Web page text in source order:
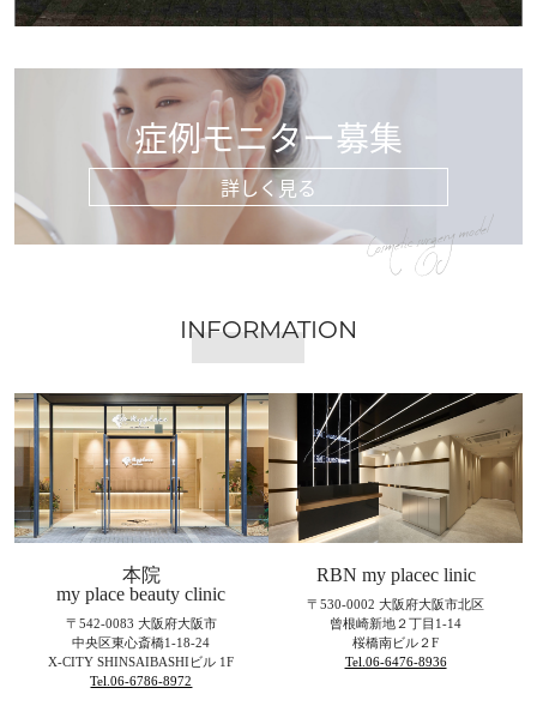
症例モニター募集
詳しく見る
Cosmetic surgery model
INFORMATION
本院
my place beauty clinic
〒542-0083 大阪府大阪市
中央区東心斎橋1-18-24
X-CITY SHINSAIBASHIビル 1F
Tel.06-6786-8972
RBN my placec linic
〒530-0002 大阪府大阪市北区
曾根崎新地２丁目1-14
桜橋南ビル２F
Tel.06-6476-8936